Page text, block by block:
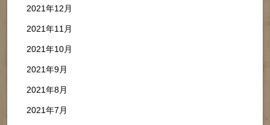
2021年12月
2021年11月
2021年10月
2021年9月
2021年8月
2021年7月